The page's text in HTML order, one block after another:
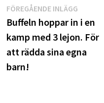
FÖREGÅENDE INLÄGG
inlägg:
Buffeln hoppar in i en
kamp med 3 lejon. För
att rädda sina egna
barn!